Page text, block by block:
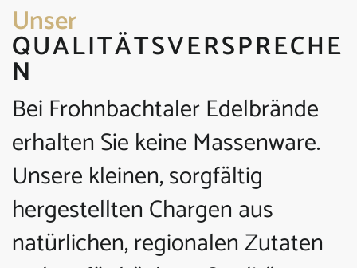
Unser
QUALITÄTSVERSPRECHE
N
Bei Frohnbachtaler Edelbrände
erhalten Sie keine Massenware.
Unsere kleinen, sorgfältig
hergestellten Chargen aus
natürlichen, regionalen Zutaten